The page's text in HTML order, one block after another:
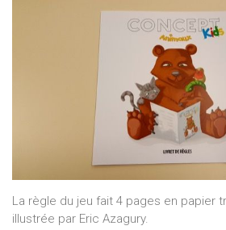
La règle du jeu fait 4 pages en papier
illustrée par Eric Azagury.